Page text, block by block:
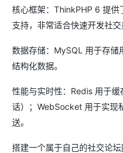
核心框架：ThinkPHP 6 提供
支持，非常适合快速开发社交
数据存储：MySQL 用于存储
结构化数据。
性能与实时性：Redis 用于
话）；WebSocket 用于实现
送。
搭建一个属于自己的社交论